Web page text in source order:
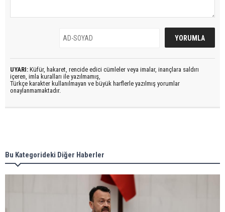
UYARI: Küfür, hakaret, rencide edici cümleler veya imalar, inançlara saldırı
içeren, imla kuralları ile yazılmamış,
Türkçe karakter kullanılmayan ve büyük harflerle yazılmış yorumlar
onaylanmamaktadır.
Bu Kategorideki Diğer Haberler